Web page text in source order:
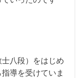
八段）をはじめ
導を受けていま